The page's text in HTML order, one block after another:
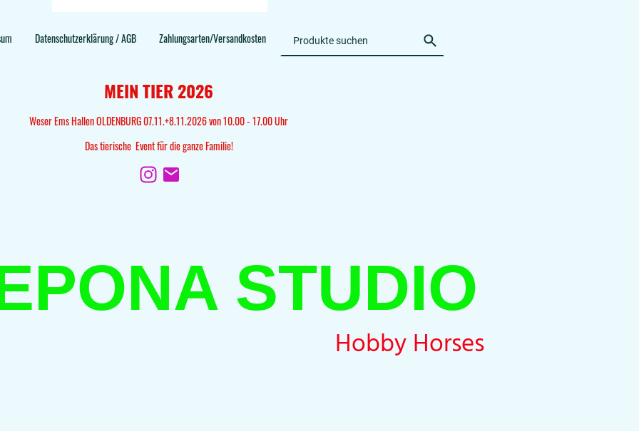
Datenschutzerklärung / AGB Zahlungsarten/Versandkosten
MEIN TIER 2026
Weser Ems Hallen OLDENBURG 07.11.+8.11.2026 von 10.00 - 17.00 Uhr
Das tierische Event für die ganze Familie!
STUDIO
Hobby Horses